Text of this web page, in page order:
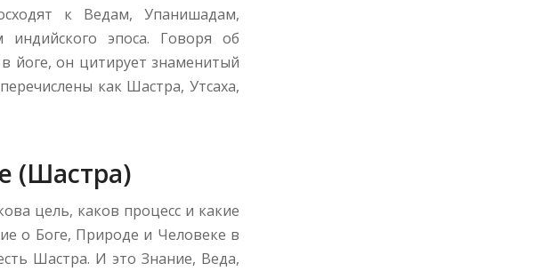
к Ведам, Упанишадам,
эпоса. Говоря об
йоге, он цитирует знаменитый
как Шастра, Утсаха,
(Шастра)
цель, каков процесс и какие
о Боге, Природе и Человеке в
Шастра. И это Знание, Веда,